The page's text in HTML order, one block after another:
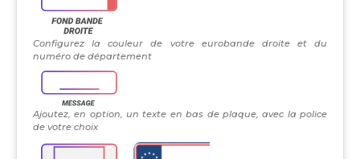
Configurez la couleur de votre eurobande droite et du
numéro de département
Ajoutez, en option, un texte en bas de plaque, avec la police
de votre choix